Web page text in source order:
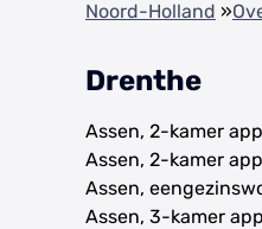
Noord-Holland »
Drenthe
Assen, 2-kamer
Assen, 2-kamer
Assen,
Assen, 3-kamer